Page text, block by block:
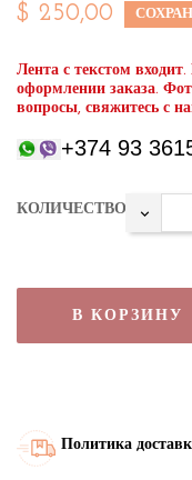
$ 250,00
Лента с текстом
оформлении заказа.
вопросы, свяжитесь с
+374 93
КОЛИЧЕСТВО
В КОРЗИНУ
Политика